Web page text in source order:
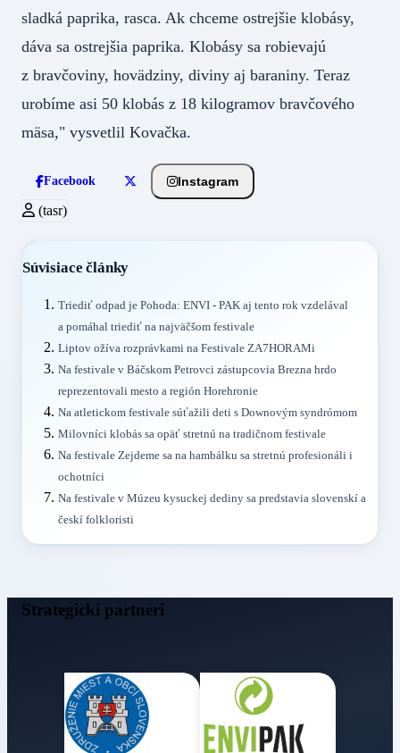
sladká paprika, rasca. Ak chceme ostrejšie klobásy,
dáva sa ostrejšia paprika. Klobásy sa robievajú
z bravčoviny, hovädziny, diviny aj baraniny. Teraz
urobíme asi 50 klobás z 18 kilogramov bravčového
mäsa," vysvetlil Kovačka.
Facebook Instagram
(tasr)
Súvisiace články
Triediť odpad je Pohoda: ENVI - PAK aj tento rok vzdelával
a pomáhal triediť na najväčšom festivale
Liptov ožíva rozprávkami na Festivale ZA7HORAMi
Na festivale v Báčskom Petrovci zástupcovia Brezna hrdo
reprezentovali mesto a región Horehronie
Na atletickom festivale súťažili deti s Downovým syndrómom
Milovníci klobás sa opäť stretnú na tradičnom festivale
Na festivale Zejdeme sa na hambálku sa stretnú profesionáli i
ochotníci
Na festivale v Múzeu kysuckej dediny sa predstavia slovenskí a
českí folkloristi
Strategickí partneri